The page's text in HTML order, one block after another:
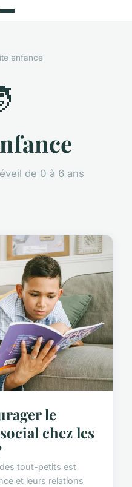
enfance
de 0 à 6 ans
le
chez les
tout-petits est
et leurs relations